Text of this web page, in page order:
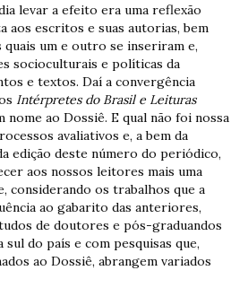
levar a efeito era uma reflexão
aos escritos e suas autorias, bem
um e outro se inseriram e,
socioculturais e políticas da
e textos. Daí a convergência
Intérpretes do Brasil e Leituras
nome ao Dossiê. E qual não foi nossa
avaliativos e, a bem da
edição deste número do periódico,
aos nossos leitores mais uma
considerando os trabalhos que a
ao gabarito das anteriores,
de doutores e pós-graduandos
do país e com pesquisas que,
ao Dossiê, abrangem variados